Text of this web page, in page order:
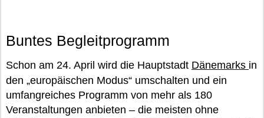
Buntes Begleitprogramm
Schon am 24. April wird die Hauptstadt Dänemarks in
den „europäischen Modus“ umschalten und ein
umfangreiches Programm von mehr als 180
Veranstaltungen anbieten – die meisten ohne